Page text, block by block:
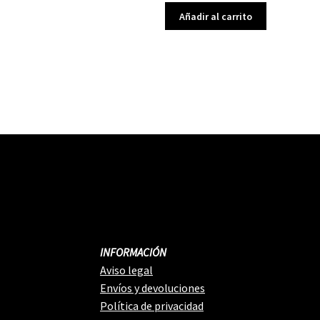
Añadir al carrito
INFORMACIÓN
Aviso legal
Envíos y devoluciones
Política de privacidad